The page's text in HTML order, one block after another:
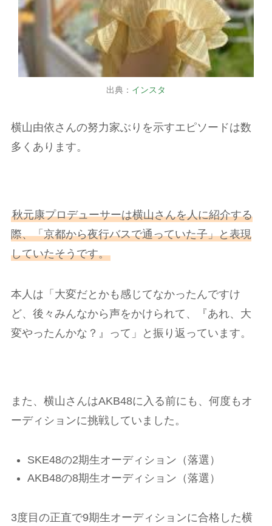
出典： インスタ
横山由依さんの努力家ぶりを示すエピソードは数
多くあります。
秋元康プロデューサーは横山さんを人に紹介する
際、「京都から夜行バスで通っていた子」と表現
していたそうです。
本人は「大変だとかも感じてなかったんですけ
ど、後々みんなから声をかけられて、『あれ、大
変やったんかな？』って」と振り返っています。
また、横山さんはAKB48に入る前にも、何度もオ
ーディションに挑戦していました。
SKE48の2期生オーディション（落選）
AKB48の8期生オーディション（落選）
3度目の正直で9期生オーディションに合格した横